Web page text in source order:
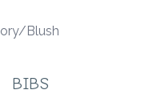
Blush
BIBS